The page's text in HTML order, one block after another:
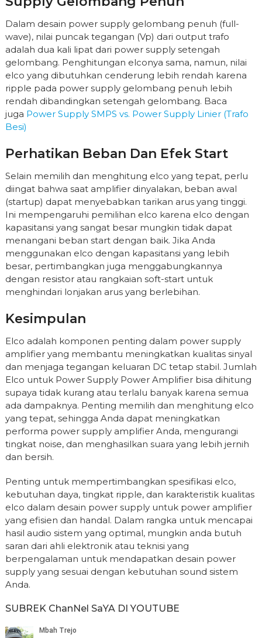
Dalam desain power supply gelombang penuh (full-
wave), nilai puncak tegangan (Vp) dari output trafo
adalah dua kali lipat dari power supply setengah
gelombang. Penghitungan elconya sama, namun, nilai
elco yang dibutuhkan cenderung lebih rendah karena
ripple pada power supply gelombang penuh lebih
rendah dibandingkan setengah gelombang. Baca
juga Power Supply SMPS vs. Power Supply Linier (Trafo
Besi)
Perhatikan Beban Dan Efek Start
Selain memilih dan menghitung elco yang tepat, perlu
diingat bahwa saat amplifier dinyalakan, beban awal
(startup) dapat menyebabkan tarikan arus yang tinggi.
Ini mempengaruhi pemilihan elco karena elco dengan
kapasitansi yang sangat besar mungkin tidak dapat
menangani beban start dengan baik. Jika Anda
menggunakan elco dengan kapasitansi yang lebih
besar, pertimbangkan juga menggabungkannya
dengan resistor atau rangkaian soft-start untuk
menghindari lonjakan arus yang berlebihan.
Kesimpulan
Elco adalah komponen penting dalam power supply
amplifier yang membantu meningkatkan kualitas sinyal
dan menjaga tegangan keluaran DC tetap stabil. Jumlah
Elco untuk Power Supply Power Amplifier bisa dihitung
supaya tidak kurang atau terlalu banyak karena semua
ada dampaknya. Penting memilih dan menghitung elco
yang tepat, sehingga Anda dapat meningkatkan
performa power supply amplifier Anda, mengurangi
tingkat noise, dan menghasilkan suara yang lebih jernih
dan bersih.
Penting untuk mempertimbangkan spesifikasi elco,
kebutuhan daya, tingkat ripple, dan karakteristik kualitas
elco dalam desain power supply untuk power amplifier
yang efisien dan handal. Dalam rangka untuk mencapai
hasil audio sistem yang optimal, mungkin anda butuh
saran dari ahli elektronik atau teknisi yang
berpengalaman untuk mendapatkan desain power
supply yang sesuai dengan kebutuhan sound sistem
Anda.
SUBREK ChanNel SaYA DI YOUTUBE